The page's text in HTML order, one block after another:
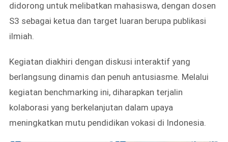
didorong untuk melibatkan mahasiswa, dengan dosen
S3 sebagai ketua dan target luaran berupa publikasi
ilmiah.
Kegiatan diakhiri dengan diskusi interaktif yang
berlangsung dinamis dan penuh antusiasme. Melalui
kegiatan benchmarking ini, diharapkan terjalin
kolaborasi yang berkelanjutan dalam upaya
meningkatkan mutu pendidikan vokasi di Indonesia.